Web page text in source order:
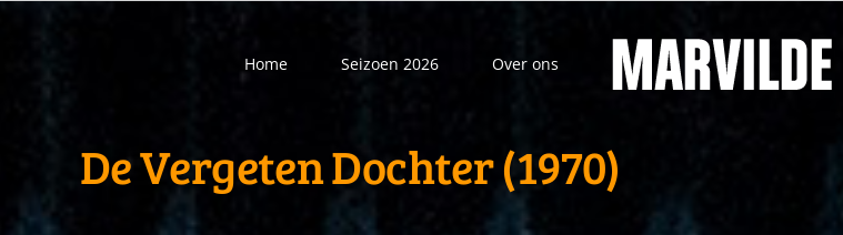
Home Seizoen 2026 Over ons
De Vergeten Dochter (1970)